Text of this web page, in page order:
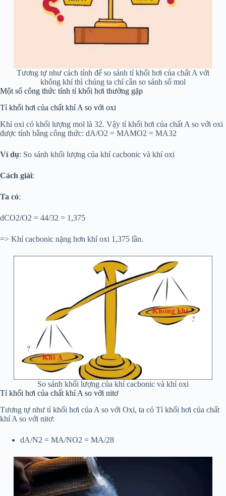
Tương tự như cách tính để so sánh tỉ khối hơi của chất A với
không khí thì chúng ta chỉ cần so sánh số mol
Một số công thức tính tỉ khối hơi thường gặp
Tỉ khối hơi của chất khí A so với oxi
Khí oxi có khối lượng mol là 32. Vậy tỉ khối hơi của chất A so với oxi
được tính bằng công thức: dA/O2 = MAMO2 = MA32
Ví dụ: So sánh khối lượng của khí cacbonic và khí oxi
Cách giải:
Ta có:
dCO2/O2 = 44/32 = 1,375
=> Khí cacbonic nặng hơn khí oxi 1,375 lần.
So sánh khối lượng của khí cacbonic và khí oxi
Tỉ khối hơi của chất khí A so với nitơ
Tương tự như tỉ khối hơi của A so với Oxi, ta có Tỉ khối hơi của chất
khí A so với nitơ:
dA/N2 = MA/NO2 = MA/28